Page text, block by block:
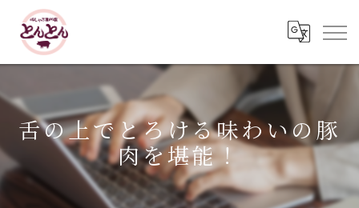
舌の上でとろける味わいの豚
肉を堪能！